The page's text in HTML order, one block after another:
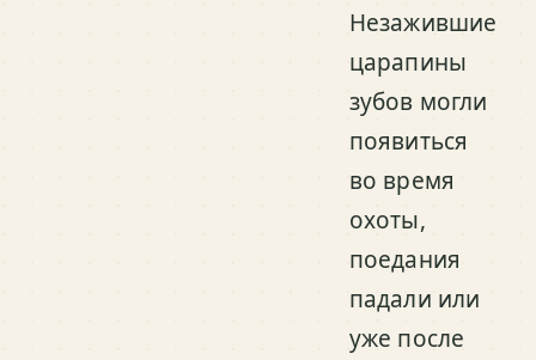
Незажившие
царапины
зубов могли
появиться
во время
охоты,
поедания
падали или
уже после